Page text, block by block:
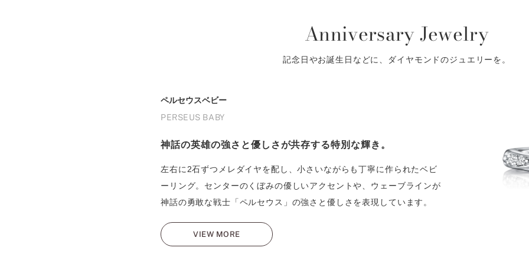
Anniversary Jewelry
記念日やお誕生日などに、ダイヤモンドのジュエリーを。
ペルセウスベビー
PERSEUS BABY
神話の英雄の強さと優しさが共存する特別な輝き。
左右に2石ずつメレダイヤを配し、小さいながらも丁寧に作られたベビ
ーリング。センターのくぼみの優しいアクセントや、ウェーブラインが
神話の勇敢な戦士「ペルセウス」の強さと優しさを表現しています。
VIEW MORE